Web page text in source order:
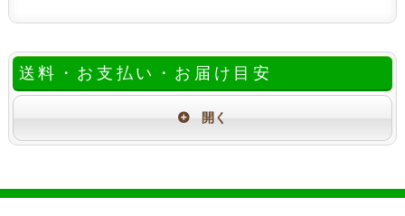
送料・お支払い・お届け目安